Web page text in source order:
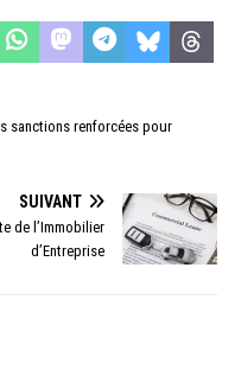
sanctions renforcées pour
SUIVANT
de l’Immobilier
d’Entreprise